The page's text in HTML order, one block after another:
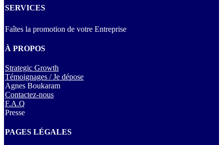
SERVICES
Faîtes la promotion de votre Entreprise
À PROPOS
Strategic Growth
Témoignages / Je dépose
Agnes Boukaram
Contactez-nous
F.A.Q
Presse
PAGES LÉGALES